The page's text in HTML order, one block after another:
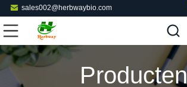
sales002@herbwaybio.com
Producten